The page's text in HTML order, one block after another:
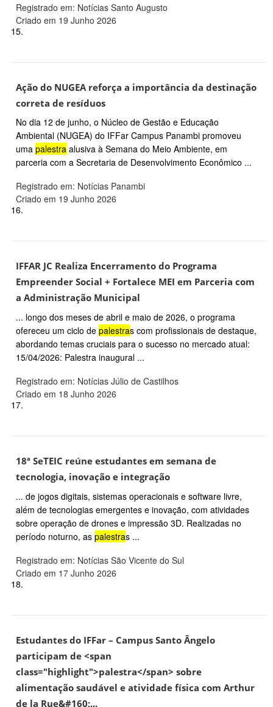
Registrado em: Notícias Santo Augusto
Criado em 19 Junho 2026
15.
Ação do NUGEA reforça a importância da destinação
correta de resíduos
No dia 12 de junho, o Núcleo de Gestão e Educação
Ambiental (NUGEA) do IFFar Campus Panambi promoveu
uma palestra alusiva à Semana do Meio Ambiente, em
parceria com a Secretaria de Desenvolvimento Econômico ...
Registrado em: Notícias Panambi
Criado em 19 Junho 2026
16.
IFFAR JC Realiza Encerramento do Programa
Empreender Social + Fortalece MEI em Parceria com
a Administração Municipal
... longo dos meses de abril e maio de 2026, o programa
ofereceu um ciclo de palestras com profissionais de destaque,
abordando temas cruciais para o sucesso no mercado atual:
15/04/2026: Palestra inaugural ...
Registrado em: Notícias Júlio de Castilhos
Criado em 18 Junho 2026
17.
18ª SeTEIC reúne estudantes em semana de
tecnologia, inovação e integração
... de jogos digitais, sistemas operacionais e software livre,
além de tecnologias emergentes e inovação, com atividades
sobre operação de drones e impressão 3D. Realizadas no
período noturno, as palestras ...
Registrado em: Notícias São Vicente do Sul
Criado em 17 Junho 2026
18.
Estudantes do IFFar – Campus Santo Ângelo
participam de <span
class="highlight">palestra</span> sobre
alimentação saudável e atividade física com Arthur
de la Rue&#160;...